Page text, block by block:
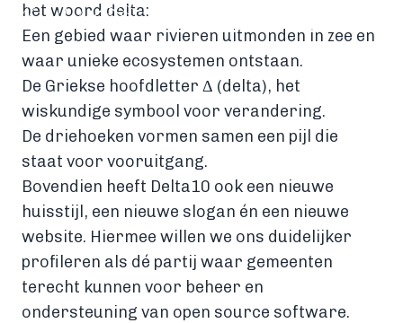
het woord delta:
Een gebied waar rivieren uitmonden in zee en
waar unieke ecosystemen ontstaan.
De Griekse hoofdletter Δ (delta), het
wiskundige symbool voor verandering.
De driehoeken vormen samen een pijl die
staat voor vooruitgang.
Bovendien heeft Delta10 ook een nieuwe
huisstijl, een nieuwe slogan én een nieuwe
website. Hiermee willen we ons duidelijker
profileren als dé partij waar gemeenten
terecht kunnen voor beheer en
ondersteuning van open source software.